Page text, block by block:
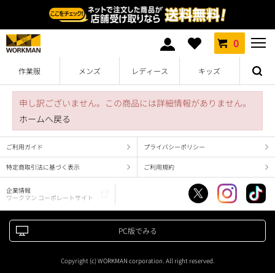
0
作業服 メンズ レディース キッズ
申し訳ございません。この商品には詳細情報がありません。
ホームへ戻る
ご利用ガイド プライバシーポリシー
特定商取引法に基づく表示 ご利用規約
企業情報
ワークマン コーポレートサイト
PC版でみる
Copyright (c) WORKMAN corporation. All right reserved.